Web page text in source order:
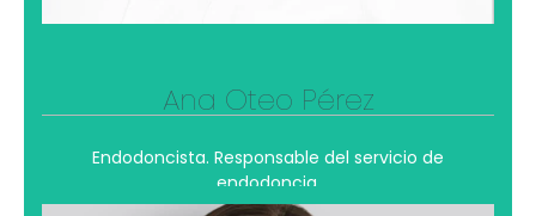
Ana Oteo Pérez
Endodoncista. Responsable del servicio de
endodoncia.